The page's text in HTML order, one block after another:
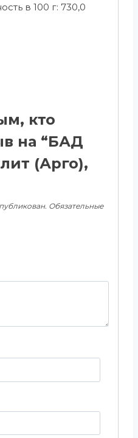
в 100 г: 730,0
кто
на “БАД
(Арго),
Обязательные